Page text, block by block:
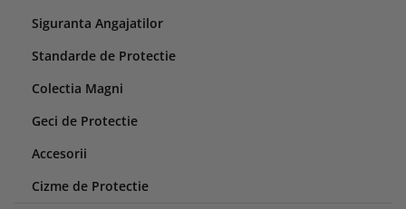
Siguranta Angajatilor
Standarde de Protectie
Colectia Magni
Geci de Protectie
Accesorii
Cizme de Protectie